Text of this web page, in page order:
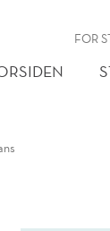
FOR